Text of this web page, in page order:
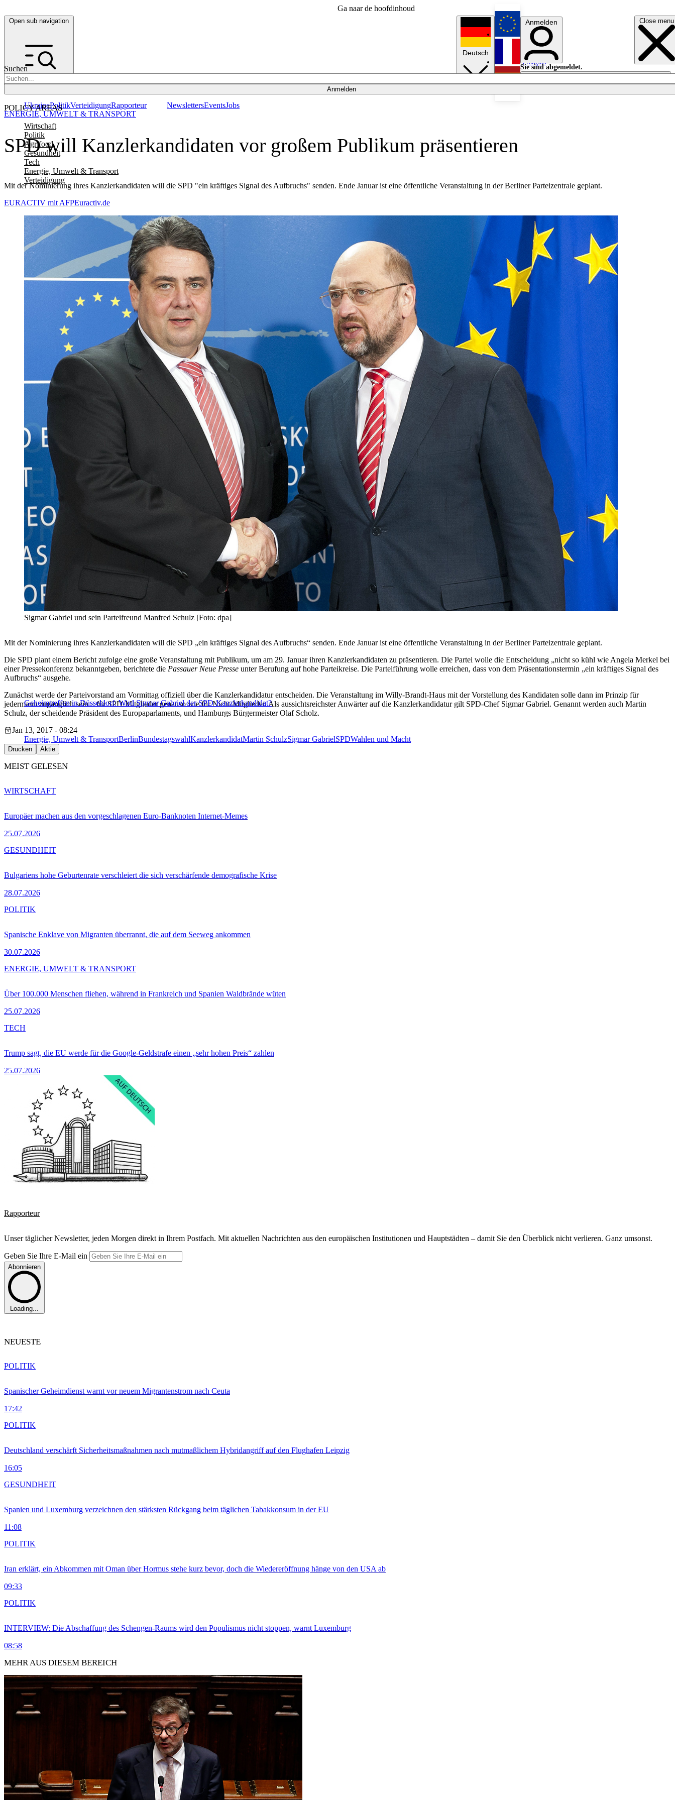
Ga naar de hoofdinhoud
Open sub navigation Close menu
Suchen
Anmelden
POLICY AREAS
Wirtschaft
Politik
Agrifood
Gesundheit
Tech
Energie, Umwelt & Transport
Verteidigung
UkrainePolitikVerteidigungRapporteur NewslettersEventsJobs
Deutsch
English
Français
Anmelden
Sie sind abgemeldet.
Anmelden
Licht aus
SPD will Kanzlerkandidaten vor großem Publikum präsentieren
Mit der Nominierung ihres Kanzlerkandidaten will die SPD "ein kräftiges Signal des Aufbruchs" senden. Ende Januar ist eine öffentliche Veranstaltung in der Berliner Parteizentrale geplant.
ENERGIE, UMWELT & TRANSPORT
EURACTIV mit AFPEuractiv.de
Sigmar Gabriel und sein Parteifreund Manfred Schulz [Foto: dpa]
Mit der Nominierung ihres Kanzlerkandidaten will die SPD „ein kräftiges Signal des Aufbruchs“ senden. Ende Januar ist eine öffentliche Veranstaltung in der Berliner Parteizentrale geplant.
Die SPD plant einem Bericht zufolge eine große Veranstaltung mit Publikum, um am 29. Januar ihren Kanzlerkandidaten zu präsentieren. Die Partei wolle die Entscheidung „nicht so kühl wie Angela Merkel bei
einer Pressekonferenz bekanntgeben, berichtete die Passauer Neue Presse unter Berufung auf hohe Parteikreise. Die Parteiführung wolle erreichen, dass von dem Präsentationstermin „ein kräftiges Signal des
Aufbruchs“ ausgehe.
Geheimtreffen in Düsseldorf: Wird Sigmar Gabriel der SPD-Kanzlerkandidat?
Zunächst werde der Parteivorstand am Vormittag offiziell über die Kanzlerkandidatur entscheiden. Die Veranstaltung im Willy-Brandt-Haus mit der Vorstellung des Kandidaten solle dann im Prinzip für
jedermann zugänglich sein – für SPD-Mitglieder genauso wie für Nicht-Mitglieder. Als aussichtsreichster Anwärter auf die Kanzlerkandidatur gilt SPD-Chef Sigmar Gabriel. Genannt werden auch Martin
Schulz, der scheidende Präsident des Europaparlaments, und Hamburgs Bürgermeister Olaf Scholz.
Jan 13, 2017 - 08:24
Energie, Umwelt & TransportBerlinBundestagswahlKanzlerkandidatMartin SchulzSigmar GabrielSPDWahlen und Macht
Drucken Aktie
MEIST GELESEN
Europäer machen aus den vorgeschlagenen Euro-Banknoten Internet-Memes
25.07.2026
WIRTSCHAFT
Bulgariens hohe Geburtenrate verschleiert die sich verschärfende demografische Krise
28.07.2026
GESUNDHEIT
Spanische Enklave von Migranten überrannt, die auf dem Seeweg ankommen
30.07.2026
POLITIK
Über 100.000 Menschen fliehen, während in Frankreich und Spanien Waldbrände wüten
25.07.2026
ENERGIE, UMWELT & TRANSPORT
Trump sagt, die EU werde für die Google-Geldstrafe einen „sehr hohen Preis“ zahlen
25.07.2026
TECH
Rapporteur
Unser täglicher Newsletter, jeden Morgen direkt in Ihrem Postfach. Mit aktuellen Nachrichten aus den europäischen Institutionen und Hauptstädten – damit Sie den Überblick nicht verlieren. Ganz umsonst.
Geben Sie Ihre E-Mail ein
Abonnieren
Loading...
NEUESTE
Spanischer Geheimdienst warnt vor neuem Migrantenstrom nach Ceuta
17:42
POLITIK
Deutschland verschärft Sicherheitsmaßnahmen nach mutmaßlichem Hybridangriff auf den Flughafen Leipzig
16:05
POLITIK
Spanien und Luxemburg verzeichnen den stärksten Rückgang beim täglichen Tabakkonsum in der EU
11:08
GESUNDHEIT
Iran erklärt, ein Abkommen mit Oman über Hormus stehe kurz bevor, doch die Wiedereröffnung hänge von den USA ab
09:33
POLITIK
INTERVIEW: Die Abschaffung des Schengen-Raums wird den Populismus nicht stoppen, warnt Luxemburg
08:58
POLITIK
MEHR AUS DIESEM BEREICH